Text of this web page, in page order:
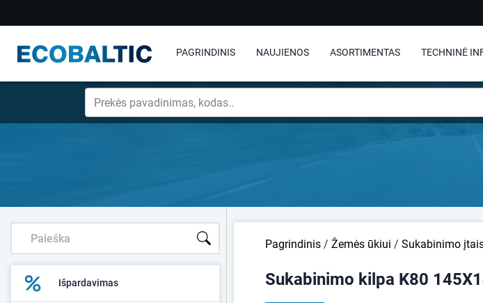
PAGRINDINIS NAUJIENOS ASORTIMENTAS TECHNINĖ
Išpardavimas
Pagrindinis / Žemės ūkiui / Sukabinimo
Sukabinimo kilpa K80